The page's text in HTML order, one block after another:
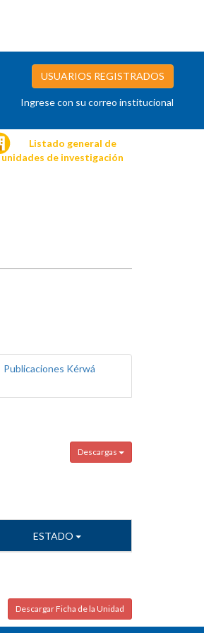
USUARIOS REGISTRADOS
Ingrese con su correo institucional
Listado general de
unidades de investigación
Publicaciones Kérwá
Descargas
ESTADO
Descargar Ficha de la Unidad